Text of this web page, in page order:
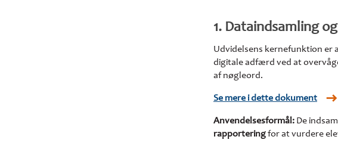
1. Dataindsamling
Udvidelsens kernefunktion er
digitale adfærd ved at
af nøgleord.
Se mere i dette dokument
Anvendelsesformål: De
rapporteringfor at vurdere